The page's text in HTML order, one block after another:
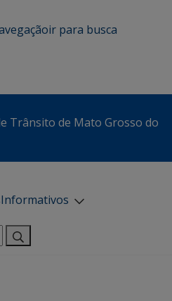
ir para busca
Trânsito de Mato Grosso do
Informativos